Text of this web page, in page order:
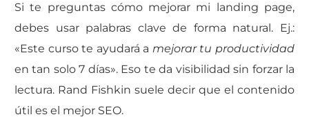
Si te preguntas cómo mejorar mi landing page,
debes usar palabras clave de forma natural. Ej.:
«Este curso te ayudará a mejorar tu productividad
en tan solo 7 días». Eso te da visibilidad sin forzar la
lectura. Rand Fishkin suele decir que el contenido
útil es el mejor SEO.